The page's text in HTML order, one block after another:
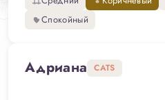
Спокойный
Адриана CATS